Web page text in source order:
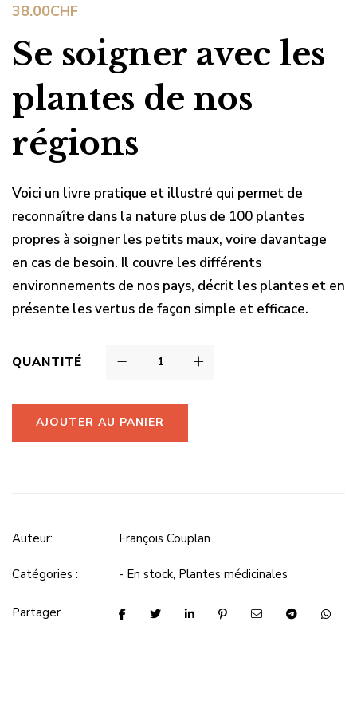
38.00CHF
Se soigner avec les
plantes de nos
régions
Voici un livre pratique et illustré qui permet de
reconnaître dans la nature plus de 100 plantes
propres à soigner les petits maux, voire davantage
en cas de besoin. Il couvre les différents
environnements de nos pays, décrit les plantes et en
présente les vertus de façon simple et efficace.
QUANTITÉ
AJOUTER AU PANIER
Auteur: François Couplan
Catégories : - En stock, Plantes médicinales
Partager